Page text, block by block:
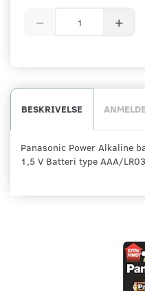
BESKRIVELSE
Panasonic Power Alkaline
1,5 V Batteri type AAA/